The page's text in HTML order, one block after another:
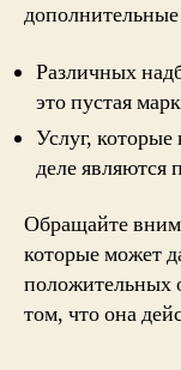
Различных
это пустая
Услуг,
деле являются
Обращайте
которые может
положительных
том, что она